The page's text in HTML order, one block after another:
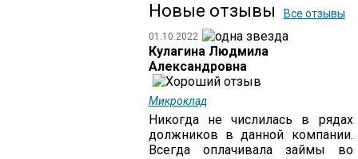
Новые отзывы Все отзывы
01.10.2022
Кулагина Людмила
Александровна
Микроклад
Никогда не числилась в рядах
должников в данной компании.
Всегда оплачивала займы во